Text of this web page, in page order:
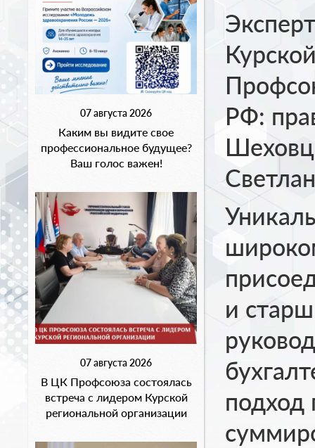
07 августа 2026
Каким вы видите свое
профессиональное будущее?
Ваш голос важен!
07 августа 2026
В ЦК Профсоюза состоялась
встреча с лидером Курской
региональной организации
РФ:
и
подход